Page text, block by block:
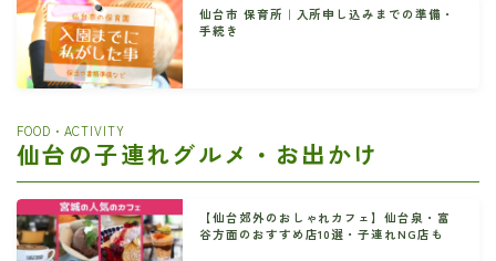
仙台市 保育所｜入所申し込みまでの準備・
手続き
FOOD・ACTIVITY
仙台の子連れグルメ・お出かけ
【仙台郊外のおしゃれカフェ】仙台泉・富
谷方面のおすすめ店10選・子連れNG店も